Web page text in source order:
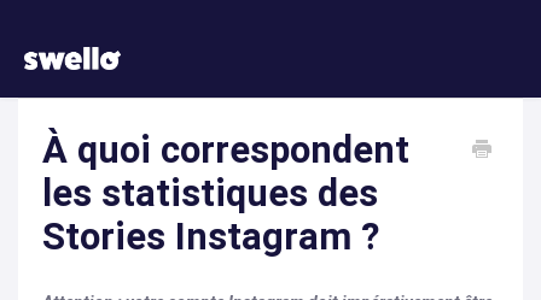
À quoi correspondent
les statistiques des
Stories Instagram ?